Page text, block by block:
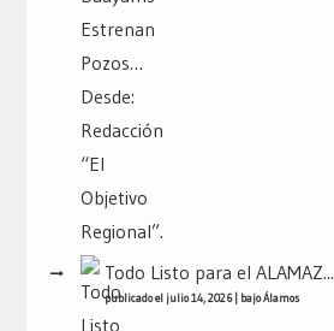
Todo Listo para el ALAMAZ...
publicado el julio 14, 2026| bajoÁlamos